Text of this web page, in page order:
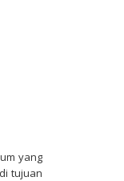
yang
tujuan